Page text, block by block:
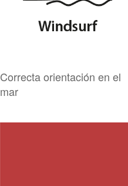
Correcta orientación en el
mar